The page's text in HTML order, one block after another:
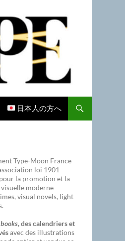
日本人の方へ
Type-Moon France
loi 1901
la promotion et la
moderne
visual novels, light
, des calendriers et
avec des illustrations